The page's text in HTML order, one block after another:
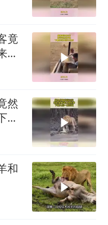
竟
的
然
幕
和